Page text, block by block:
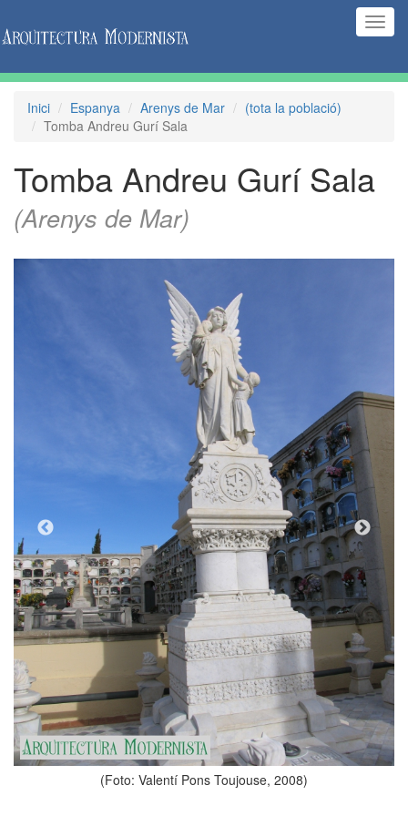
Inici Espanya Arenys de Mar
(tota la població)
Tomba Andreu Gurí Sala
Tomba Andreu Gurí Sala
(Arenys de Mar)
(Foto: Valentí Pons Toujouse,